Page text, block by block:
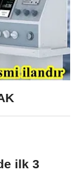
ilk 3